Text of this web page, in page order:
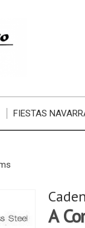
FIESTAS
A